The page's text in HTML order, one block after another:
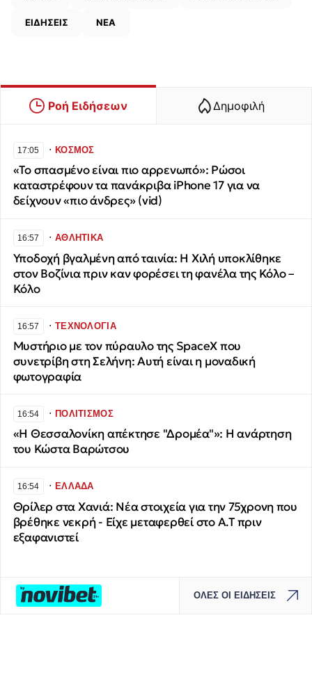
ΕΙΔΗΣΕΙΣ ΝΕΑ
Ροή Ειδήσεων Δημοφιλή
17:05 ∙ΚΟΣΜΟΣ
«Το σπασμένο είναι πιο αρρενωπό»: Ρώσοι
καταστρέφουν τα πανάκριβα iPhone 17 για να
δείχνουν «πιο άνδρες» (vid)
16:57 ∙ΑΘΛΗΤΙΚΑ
Υποδοχή βγαλμένη από ταινία: Η Χιλή υποκλίθηκε
στον Βοζίνια πριν καν φορέσει τη φανέλα της Κόλο –
Κόλο
16:57 ∙ΤΕΧΝΟΛΟΓΙΑ
Μυστήριο με τον πύραυλο της SpaceX που
συνετρίβη στη Σελήνη: Αυτή είναι η μοναδική
φωτογραφία
16:54 ∙ΠΟΛΙΤΙΣΜΟΣ
«Η Θεσσαλονίκη απέκτησε "Δρομέα"»: Η ανάρτηση
του Κώστα Βαρώτσου
16:54 ∙ΕΛΛΑΔΑ
Θρίλερ στα Χανιά: Νέα στοιχεία για την 75χρονη που
βρέθηκε νεκρή - Είχε μεταφερθεί στο Α.Τ πριν
εξαφανιστεί
ΟΛΕΣ ΟΙ ΕΙΔΗΣΕΙΣ